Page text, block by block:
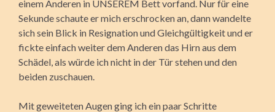
einem Anderen in UNSEREM Bett vorfand. Nur für eine
Sekunde schaute er mich erschrocken an, dann wandelte
sich sein Blick in Resignation und Gleichgültigkeit und er
fickte einfach weiter dem Anderen das Hirn aus dem
Schädel, als würde ich nicht in der Tür stehen und den
beiden zuschauen.
Mit geweiteten Augen ging ich ein paar Schritte